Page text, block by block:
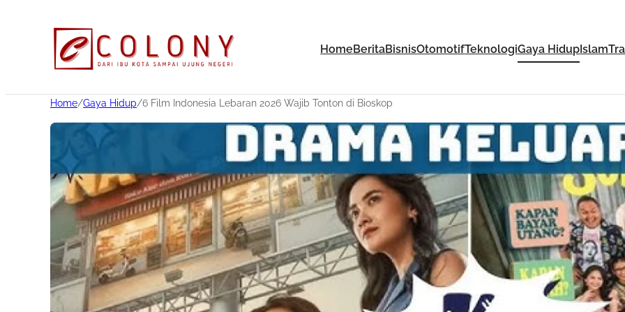
HomeBeritaBisnisOtomotifTeknologiGaya Hidup Islam
Home/Gaya Hidup/6 Film Indonesia Lebaran 2026 Wajib Tonton di Bioskop